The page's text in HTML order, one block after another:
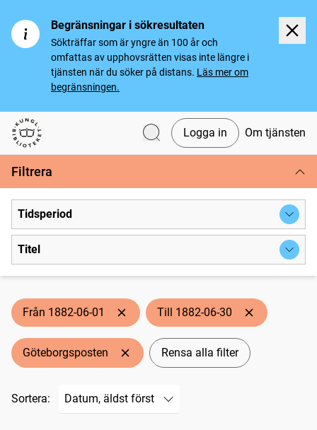
Begränsningar i sökresultaten
Sökträffar som är yngre än 100 år och
omfattas av upphovsrätten visas inte längre i
tjänsten när du söker på distans. Läs mer om
begränsningen.
Svenska tidningar
Logga in Om tjänsten
Filtrera
Tidsperiod
Titel
Från 1882-06-01 Till 1882-06-30
Göteborgsposten Rensa alla filter
Sortera: